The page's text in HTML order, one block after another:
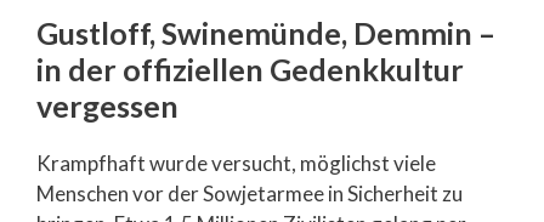
Gustloff, Swinemünde, Demmin –
in der offiziellen Gedenkkultur
vergessen
Krampfhaft wurde versucht, möglichst viele
Menschen vor der Sowjetarmee in Sicherheit zu